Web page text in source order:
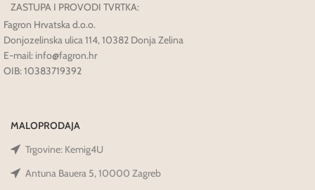
ZASTUPA I PROVODI TVRTKA:
Fagron Hrvatska d.o.o.
Donjozelinska ulica 114, 10382 Donja Zelina
E-mail: info@fagron.hr
OIB: 10383719392
MALOPRODAJA
Trgovine: Kemig4U
Antuna Bauera 5, 10000 Zagreb